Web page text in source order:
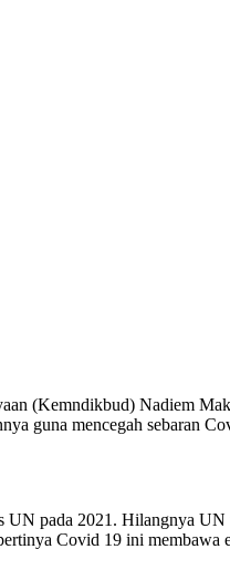
(Kemndikbud) Nadiem
guna mencegah sebaran
pada 2021. Hilangnya UN
Covid 19 ini membawa